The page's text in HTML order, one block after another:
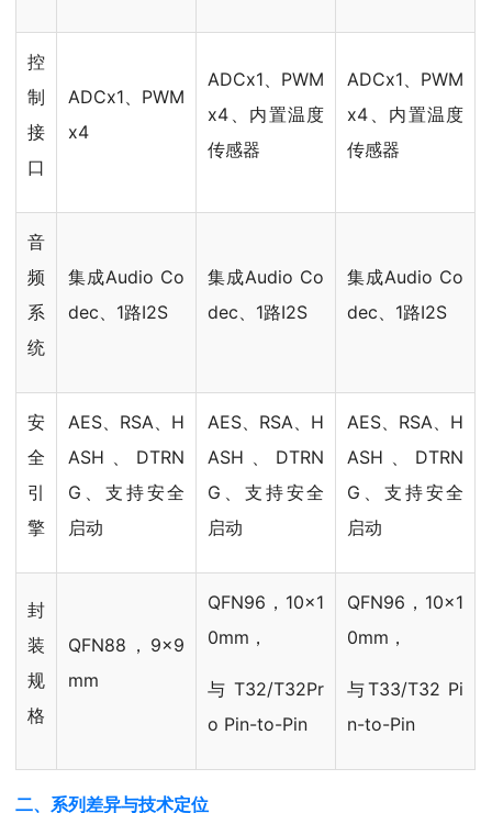
控
制
接
口
ADCx1、PWM
x4
ADCx1、PWM
x4、内置温度
传感器
ADCx1、PWM
x4、内置温度
传感器
音
频
系
统
集成Audio Co
dec、1路I2S
集成Audio Co
dec、1路I2S
集成Audio Co
dec、1路I2S
安
全
引
擎
AES、RSA、H
ASH、DTRN
G、支持安全
启动
AES、RSA、H
ASH、DTRN
G、支持安全
启动
AES、RSA、H
ASH、DTRN
G、支持安全
启动
封
装
规
格
QFN88，9x9
mm
QFN96，10x1
0mm，
与T32/T32Pr
o Pin-to-Pin
QFN96，10x1
0mm，
与T33/T32 Pi
n-to-Pin
二、系列差异与技术定位